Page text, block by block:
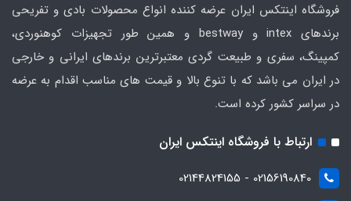
فروشگاه اینتکس ایران عرضه کننده انواع محصولات بادی و تفریحی
برندهای intex و bestway و همین طور تجهیزات کوهنوردی،
کمپینگ، سفری و طبیعت گردی معتبرترین برندهای ایرانی و خارجی
در ایران می باشد که با تنوع بالا و قیمت های مناسب اقدام به عرضه
در سراسر کشور کرده است.
ارتباط با فروشگاه اینتکس ایران
02156190840 - 02144824155